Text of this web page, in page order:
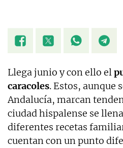
Llega junio y con ello el
caracoles. Estos, aunque
Andalucía, marcan
ciudad hispalense se
diferentes recetas
cuentan con un punto